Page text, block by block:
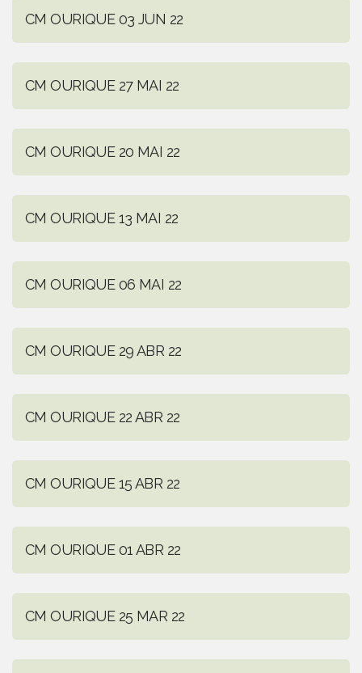
CM OURIQUE 03 JUN 22
CM OURIQUE 27 MAI 22
CM OURIQUE 20 MAI 22
CM OURIQUE 13 MAI 22
CM OURIQUE 06 MAI 22
CM OURIQUE 29 ABR 22
CM OURIQUE 22 ABR 22
CM OURIQUE 15 ABR 22
CM OURIQUE 01 ABR 22
CM OURIQUE 25 MAR 22